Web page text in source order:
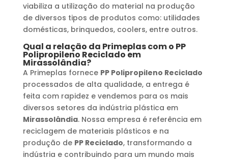
viabiliza a utilização do material na produção
de diversos tipos de produtos como: utilidades
domésticas, brinquedos, coolers, entre outros.
Qual a relação da Primeplas com o PP
Polipropileno Reciclado em
Mirassolândia?
A Primeplas fornece PP Polipropileno Reciclado
processados de alta qualidade, a entrega é
feita com rapidez e vendemos para os mais
diversos setores da indústria plástica em
Mirassolândia. Nossa empresa é referência em
reciclagem de materiais plásticos e na
produção de PP Reciclado, transformando a
indústria e contribuindo para um mundo mais